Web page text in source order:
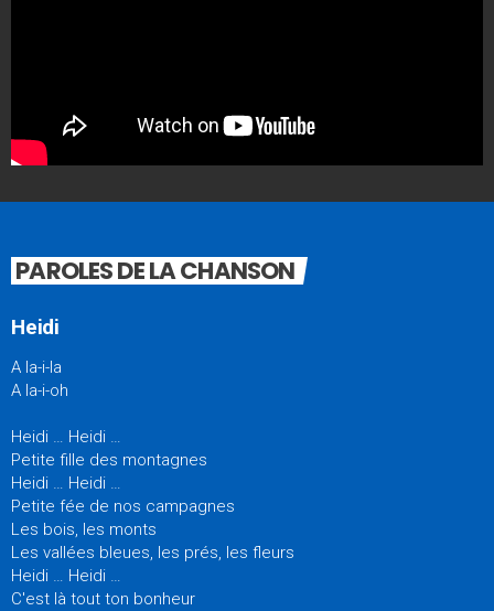
PAROLES DE LA CHANSON
Heidi
A la-i-la
A la-i-oh
Heidi … Heidi …
Petite fille des montagnes
Heidi … Heidi …
Petite fée de nos campagnes
Les bois, les monts
Les vallées bleues, les prés, les fleurs
Heidi … Heidi …
C'est là tout ton bonheur